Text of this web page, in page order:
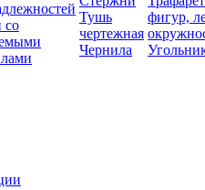
со
Тушь
чертежная
Чернила
фигур,